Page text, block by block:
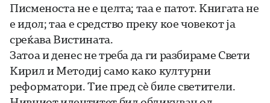
Писменоста не е целта; таа е патот. Книгата не
е идол; таа е средство преку кое човекот ја
среќава Вистината.
Затоа и денес не треба да ги разбираме Свети
Кирил и Методиј само како културни
реформатори. Тие пред сè биле светители.